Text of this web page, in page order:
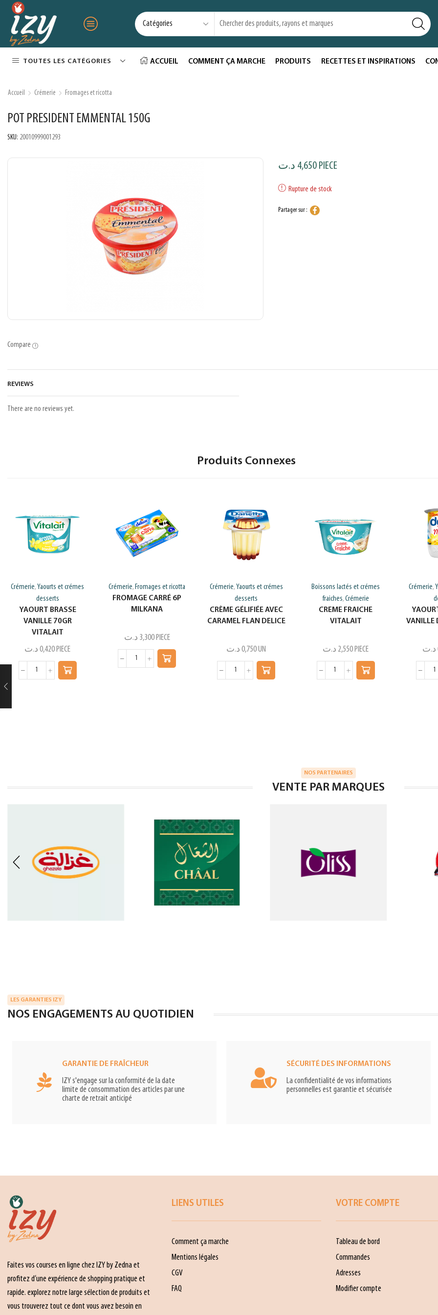
TOUTES LES CATÉGORIES ACCUEIL COMMENT ÇA MARCHE PRODUITS RECETTES ET INSPIRATIONS
Accueil Crémerie Fromages et ricotta
POT PRESIDENT EMMENTAL 150G
SKU: 20010999001293
Compare
4,650 د.ت PIECE
Rupture de stock
Partager sur :
REVIEWS
There are no reviews yet.
Produits Connexes
Crémerie, Yaourts et crémes
desserts
YAOURT BRASSE
VANILLE 70GR
VITALAIT
0,420 د.ت PIECE
Crémerie,Fromages et ricotta
FROMAGE CARRÉ 6P
MILKANA
3,300 د.ت PIECE
Crémerie, Yaourts et crémes
desserts
CRÈME GÉLIFIÉE AVEC
CARAMEL FLAN DELICE
0,750 د.ت UN
Boissons lactés et crémes
fraiches, Crémerie
CREME FRAICHE
VITALAIT
2,550 د.ت PIECE
Crémerie,
VANILLE
د.ت
NOS PARTENAIRES
VENTE PAR MARQUES
LES GARANTIES IZY
NOS ENGAGEMENTS AU QUOTIDIEN
GARANTIE DE FRAÎCHEUR
IZY s'engage sur la conformité de la date
limite de consommation des articles par une
charte de retrait anticipé
SÉCURITÉ DES INFORMATIONS
La confidentialité de vos informations
personnelles est garantie et sécurisée
Faites vos courses en ligne chez IZY by Zedna et
profitez d’une expérience de shopping pratique et
rapide. explorez notre large sélection de produits et
vous trouverez tout ce dont vous avez besoin en
LIENS UTILES
Comment ça marche
Mentions légales
CGV
FAQ
VOTRE COMPTE
Tableau de bord
Commandes
Adresses
Modifier compte